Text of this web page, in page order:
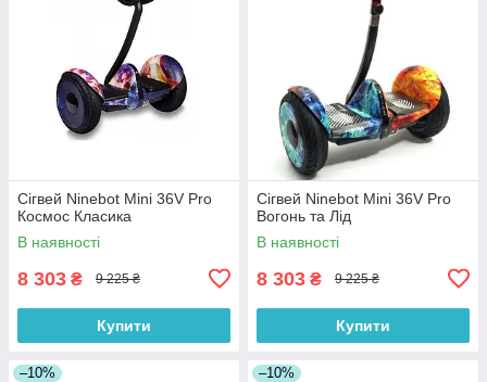
Сігвей Ninebot Mini 36V Pro
Космос Класика
В наявності
8 303 ₴ 9 225 ₴
Купити
Сігвей Ninebot Mini 36V Pro
Вогонь та Лід
В наявності
8 303 ₴ 9 225 ₴
Купити
–10% –10%